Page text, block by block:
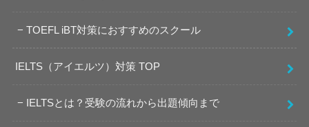
TOEFL iBT対策におすすめのスクール
IELTS（アイエルツ）対策 TOP
IELTSとは？受験の流れから出題傾向まで